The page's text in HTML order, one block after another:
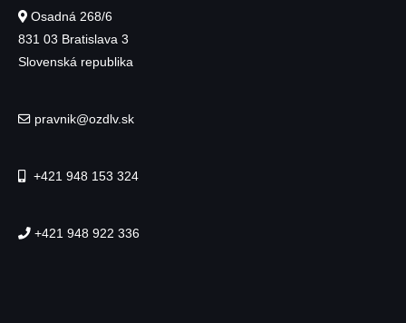
Osadná 268/6
831 03 Bratislava 3
Slovenská republika
pravnik@ozdlv.sk
+421 948 153 324
+421 948 922 336